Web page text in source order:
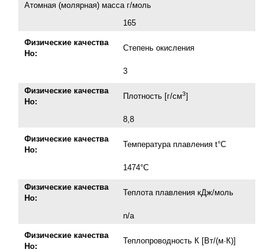
Атомная (молярная) масса г/моль
165
Физические качества
Но:
Степень окисления
3
Физические качества
Но:
Плотность [г/cм3]
8,8
Физические качества
Но:
Температура плавления t°С
1474°С
Физические качества
Но:
Теплота плавления кДж/моль
n/а
Физические качества
Но:
Теплопроводность К [Вт/(м·К)]